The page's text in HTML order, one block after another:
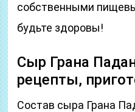
собственными
будьте здоровы!
Сыр Грана
рецепты,
Состав сыра Грана